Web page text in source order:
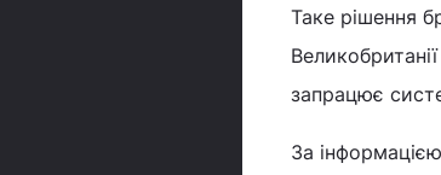
Таке рішення
запрацює
За